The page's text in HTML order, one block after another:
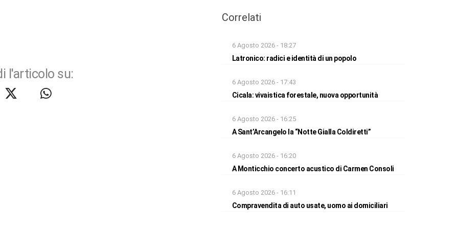
l'articolo su:
Correlati
6 Agosto 2026 - 18:27
Latronico: radici e identità di un popolo
6 Agosto 2026 - 17:43
Cicala: vivaistica forestale, nuova opportunità
6 Agosto 2026 - 16:25
A Sant’Arcangelo la “Notte Gialla Coldiretti”
6 Agosto 2026 - 16:20
A Monticchio concerto acustico di Carmen Consoli
6 Agosto 2026 - 16:11
Compravendita di auto usate, uomo ai domiciliari